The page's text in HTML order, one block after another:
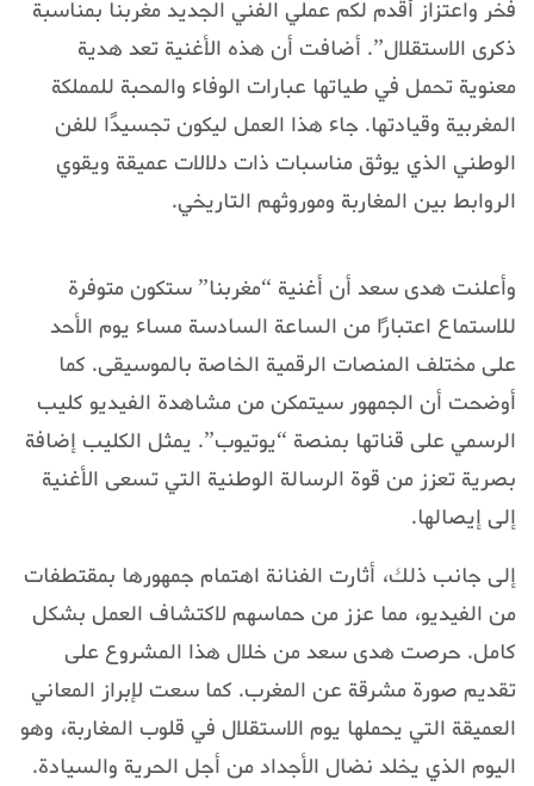
فخر واعتزاز أقدم لكم عملي الفني الجديد مغربنا بمناسبة
ذكرى الاستقلال”. أضافت أن هذه الأغنية تعد هدية
معنوية تحمل في طياتها عبارات الوفاء والمحبة للمملكة
المغربية وقيادتها. جاء هذا العمل ليكون تجسيدًا للفن
الوطني الذي يوثق مناسبات ذات دلالات عميقة ويقوي
الروابط بين المغاربة وموروثهم التاريخي.
وأعلنت هدى سعد أن أغنية “مغربنا” ستكون متوفرة
للاستماع اعتبارًا من الساعة السادسة مساء يوم الأحد
على مختلف المنصات الرقمية الخاصة بالموسيقى. كما
أوضحت أن الجمهور سيتمكن من مشاهدة الفيديو كليب
الرسمي على قناتها بمنصة “يوتيوب”. يمثل الكليب إضافة
بصرية تعزز من قوة الرسالة الوطنية التي تسعى الأغنية
إلى إيصالها.
إلى جانب ذلك، أثارت الفنانة اهتمام جمهورها بمقتطفات
من الفيديو، مما عزز من حماسهم لاكتشاف العمل بشكل
كامل. حرصت هدى سعد من خلال هذا المشروع على
تقديم صورة مشرقة عن المغرب. كما سعت لإبراز المعاني
العميقة التي يحملها يوم الاستقلال في قلوب المغاربة، وهو
اليوم الذي يخلد نضال الأجداد من أجل الحرية والسيادة.